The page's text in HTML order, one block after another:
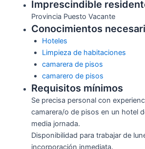
Imprescindible
Provincia Puesto Vacante
Conocimientos
Hoteles
Limpieza de habitaciones
camarera de pisos
camarero de pisos
Requisitos mínimos
Se precisa personal con
camarera/o de pisos en un hotel
media jornada.
Disponibilidad para trabajar de